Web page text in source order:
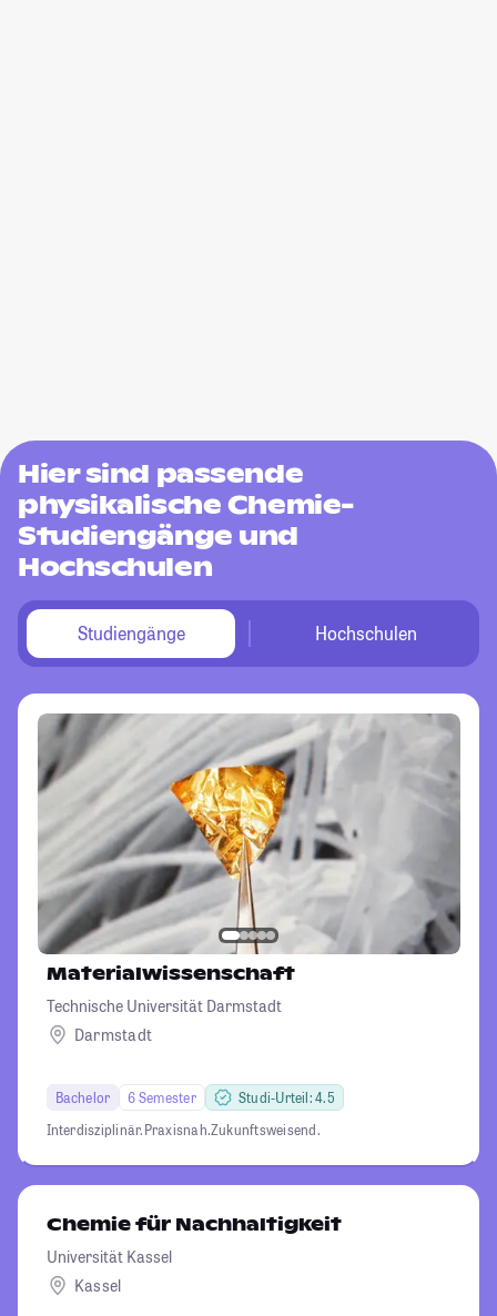
Hier sind passende
physikalische Chemie-
Studiengänge und
Hochschulen
Studiengänge Hochschulen
Materialwissenschaft
Technische Universität Darmstadt
Darmstadt
Bachelor 6 Semester
Studi-Urteil: 4.5
Interdisziplinär.Praxisnah.Zukunftsweisend.
Chemie für Nachhaltigkeit
Universität Kassel
Kassel